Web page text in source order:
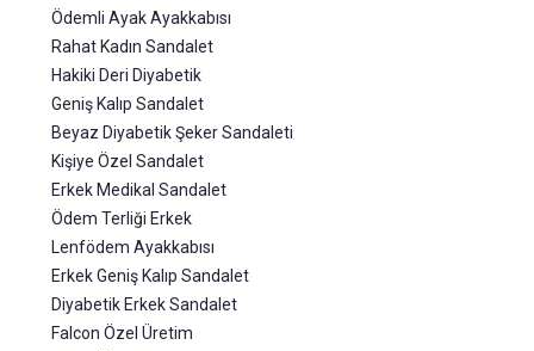
Ödemli Ayak Ayakkabısı
Rahat Kadın Sandalet
Hakiki Deri Diyabetik
Geniş Kalıp Sandalet
Beyaz Diyabetik Şeker Sandaleti
Kişiye Özel Sandalet
Erkek Medikal Sandalet
Ödem Terliği Erkek
Lenfödem Ayakkabısı
Erkek Geniş Kalıp Sandalet
Diyabetik Erkek Sandalet
Falcon Özel Üretim